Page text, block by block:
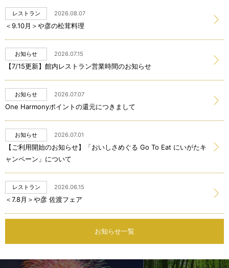
レストラン 2026.08.07
＜9.10月＞や彦の松茸料理
お知らせ 2026.07.15
【7/15更新】館内レストラン営業時間のお知らせ
お知らせ 2026.07.07
One Harmonyポイントの還元につきまして
お知らせ 2026.07.01
【ご利用開始のお知らせ】「おいしさめぐる Go To Eat にいがたキ
ャンペーン」について
レストラン 2026.06.15
＜7.8月＞や彦 佐渡フェア
お知らせ一覧